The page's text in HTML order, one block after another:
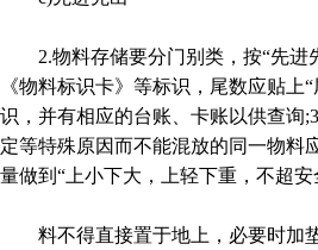
2.物料存储要分门别类，按“先进
《物料标识卡》等标识，尾数应贴上
识，并有相应的台账、卡账以供查询
定等特殊原因而不能混放的同一物料
量做到“上小下大，上轻下重，不超安
料不得直接置于地上，必要时加垫